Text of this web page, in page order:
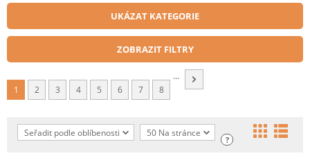
UKÁZAT KATEGORIE
ZOBRAZIT FILTRY
1 2 3 4 5 6 7 8
...
Seřadit podle oblíbenosti 50 Na stránce
?